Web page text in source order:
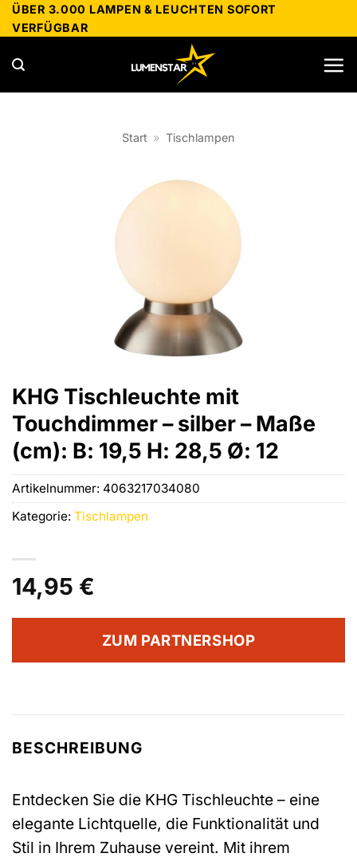
Zum
Inhalt
springen
ÜBER 3.000 LAMPEN & LEUCHTEN SOFORT
VERFÜGBAR
Start » Tischlampen
KHG Tischleuchte mit
Touchdimmer – silber – Maße
(cm): B: 19,5 H: 28,5 Ø: 12
14,95 €
ZUM PARTNERSHOP
Artikelnummer: 4063217034080
Kategorie: Tischlampen
BESCHREIBUNG
Entdecken Sie die KHG Tischleuchte – eine
elegante Lichtquelle, die Funktionalität und
Stil in Ihrem Zuhause vereint. Mit ihrem